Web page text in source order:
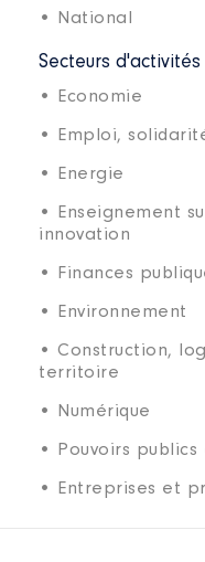
• National
Secteurs d'activités
• Economie
• Emploi,
• Energie
• Enseignement
innovation
• Finances
• Environnement
• Construction,
territoire
• Numérique
• Pouvoirs
• Entreprises et